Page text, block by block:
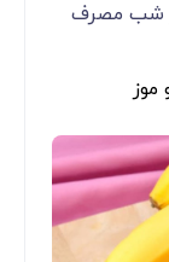
شب مصرف